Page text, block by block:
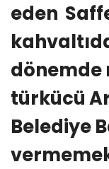
eden
türkücü
Belediye